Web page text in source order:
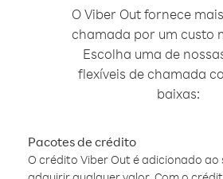
O Viber Out fornece
chamada por um custo
Escolha uma de
flexíveis de chamada
baixas:
Pacotes de crédito
O crédito Viber Out é adicionado ao